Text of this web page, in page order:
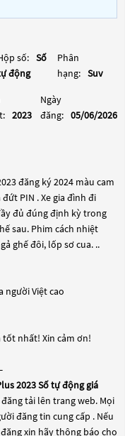
số: Số
động
Phân
hạng: Suv
2023
Ngày
đăng: 05/06/2026
đăng ký 2024 màu cam
PIN . Xe gia đình đi
đủ đúng định kỳ trong
sau. Phim cách nhiệt
ghế đôi, lốp sơ cua. ..
người Việt cao
nhất! Xin cảm ơn!
2023 Số tự động giá
tải lên trang web. Mọi
đăng tin cung cấp . Nếu
xin hãy thông báo cho